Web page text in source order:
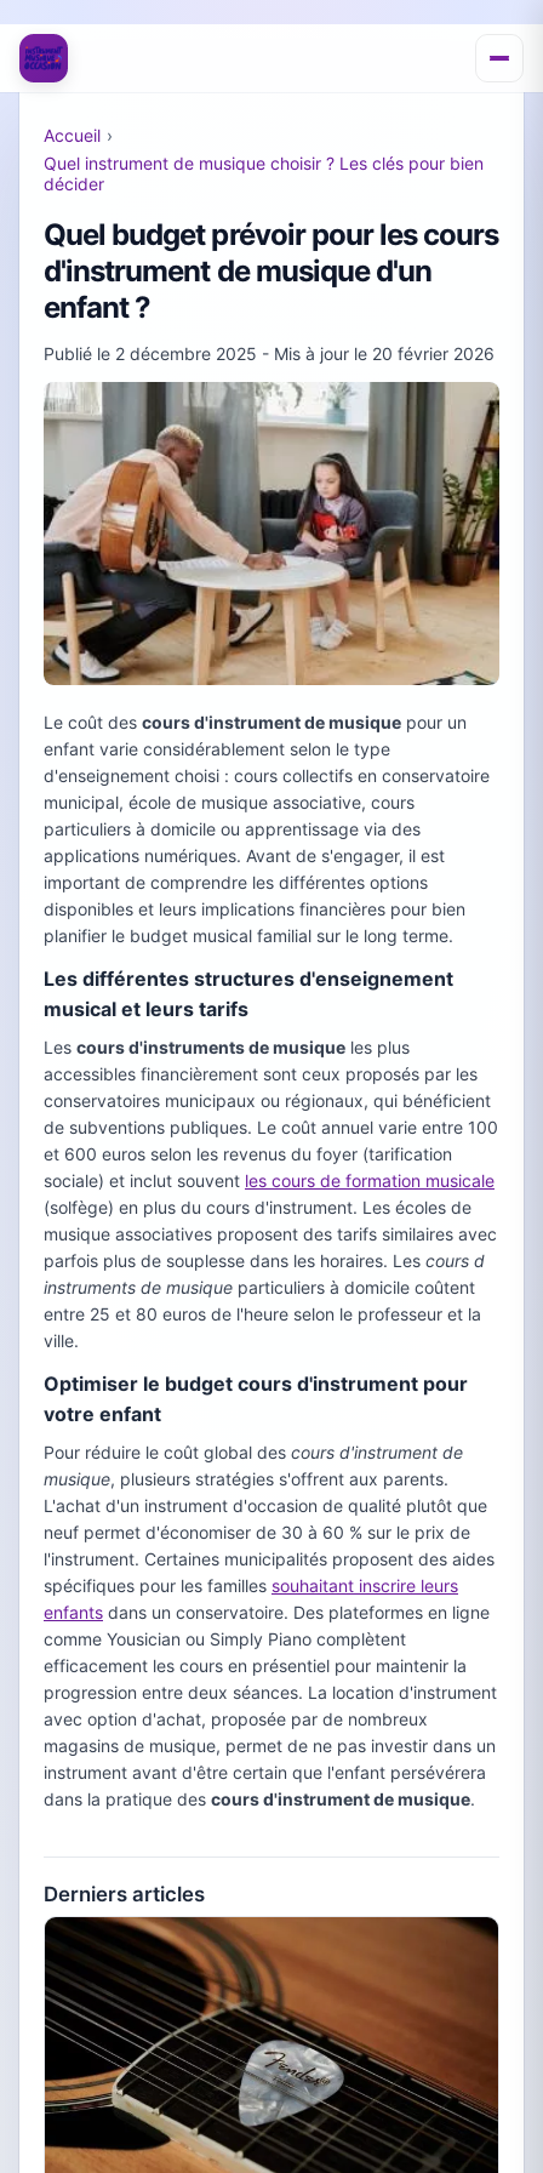
Accueil ›
Quel instrument de musique choisir ? Les clés pour bien
décider
Quel budget prévoir pour les cours
d'instrument de musique d'un
enfant ?
Publié le 2 décembre 2025 - Mis à jour le 20 février 2026
Le coût des cours d'instrument de musique pour un
enfant varie considérablement selon le type
d'enseignement choisi : cours collectifs en conservatoire
municipal, école de musique associative, cours
particuliers à domicile ou apprentissage via des
applications numériques. Avant de s'engager, il est
important de comprendre les différentes options
disponibles et leurs implications financières pour bien
planifier le budget musical familial sur le long terme.
Les différentes structures d'enseignement
musical et leurs tarifs
Les cours d'instruments de musique les plus
accessibles financièrement sont ceux proposés par les
conservatoires municipaux ou régionaux, qui bénéficient
de subventions publiques. Le coût annuel varie entre 100
et 600 euros selon les revenus du foyer (tarification
sociale) et inclut souvent les cours de formation musicale
(solfège) en plus du cours d'instrument. Les écoles de
musique associatives proposent des tarifs similaires avec
parfois plus de souplesse dans les horaires. Les cours d
instruments de musique particuliers à domicile coûtent
entre 25 et 80 euros de l'heure selon le professeur et la
ville.
Optimiser le budget cours d'instrument pour
votre enfant
Pour réduire le coût global des cours d'instrument de
musique, plusieurs stratégies s'offrent aux parents.
L'achat d'un instrument d'occasion de qualité plutôt que
neuf permet d'économiser de 30 à 60 % sur le prix de
l'instrument. Certaines municipalités proposent des aides
spécifiques pour les familles souhaitant inscrire leurs
enfants dans un conservatoire. Des plateformes en ligne
comme Yousician ou Simply Piano complètent
efficacement les cours en présentiel pour maintenir la
progression entre deux séances. La location d'instrument
avec option d'achat, proposée par de nombreux
magasins de musique, permet de ne pas investir dans un
instrument avant d'être certain que l'enfant persévérera
dans la pratique des cours d'instrument de musique.
Derniers articles